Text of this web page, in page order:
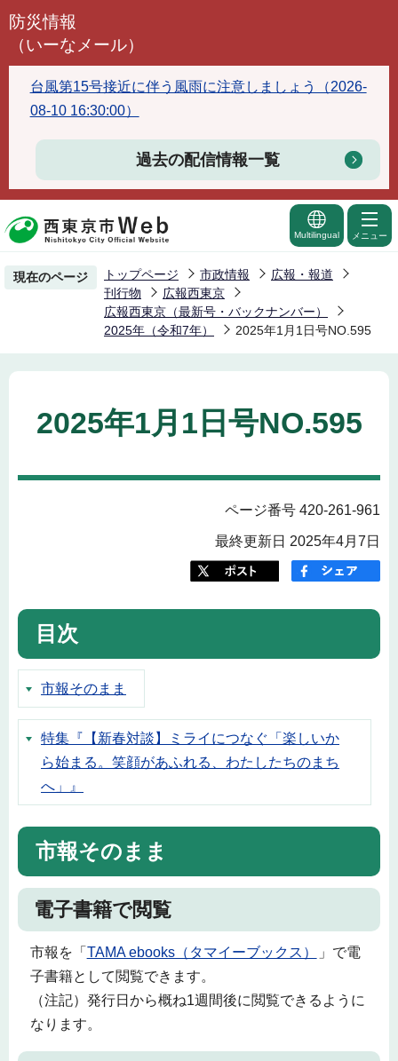
こ
で
す
防災情報
（いーなメール）
台風第15号接近に伴う風雨に注意しましょう（2026-
08-10 16:30:00）
過去の配信情報一覧
Multilingual メニュー
現在のページ トップページ 市政情報
広報・報道
刊行物
広報西東京
広報西東京（最新号・バックナンバー）
2025年（令和7年）
2025年1月1日号NO.595
2025年1月1日号NO.595
ページ番号 420-261-961
最終更新日 2025年4月7日
目次
市報そのまま
特集『【新春対談】ミライにつなぐ「楽しいか
ら始まる。笑顔があふれる、わたしたちのまち
へ」』
市報そのまま
電子書籍で閲覧
市報を「 TAMA ebooks（タマイーブックス）
」で電
子書籍として閲覧できます。
（注記）発行日から概ね1週間後に閲覧できるように
なります。